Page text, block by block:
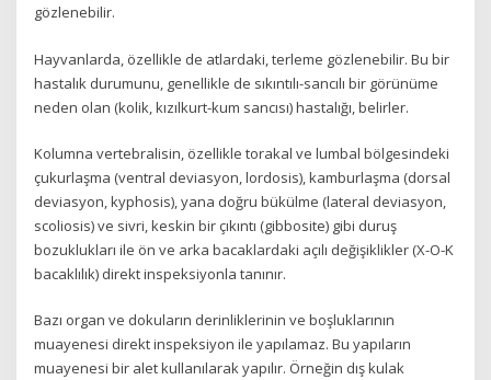
gözlenebilir.
Hayvanlarda, özellikle de atlardaki, terleme gözlenebilir. Bu bir
hastalık durumunu, genellikle de sıkıntılı-sancılı bir görünüme
neden olan (kolik, kızılkurt-kum sancısı) hastalığı, belirler.
Kolumna vertebralisin, özellikle torakal ve lumbal bölgesindeki
çukurlaşma (ventral deviasyon, lordosis), kamburlaşma (dorsal
deviasyon, kyphosis), yana doğru bükülme (lateral deviasyon,
scoliosis) ve sivri, keskin bir çıkıntı (gibbosite) gibi duruş
bozuklukları ile ön ve arka bacaklardaki açılı değişiklikler (X-O-K
bacaklılık) direkt inspeksiyonla tanınır.
Bazı organ ve dokuların derinliklerinin ve boşluklarının
muayenesi direkt inspeksiyon ile yapılamaz. Bu yapıların
muayenesi bir alet kullanılarak yapılır. Örneğin dış kulak